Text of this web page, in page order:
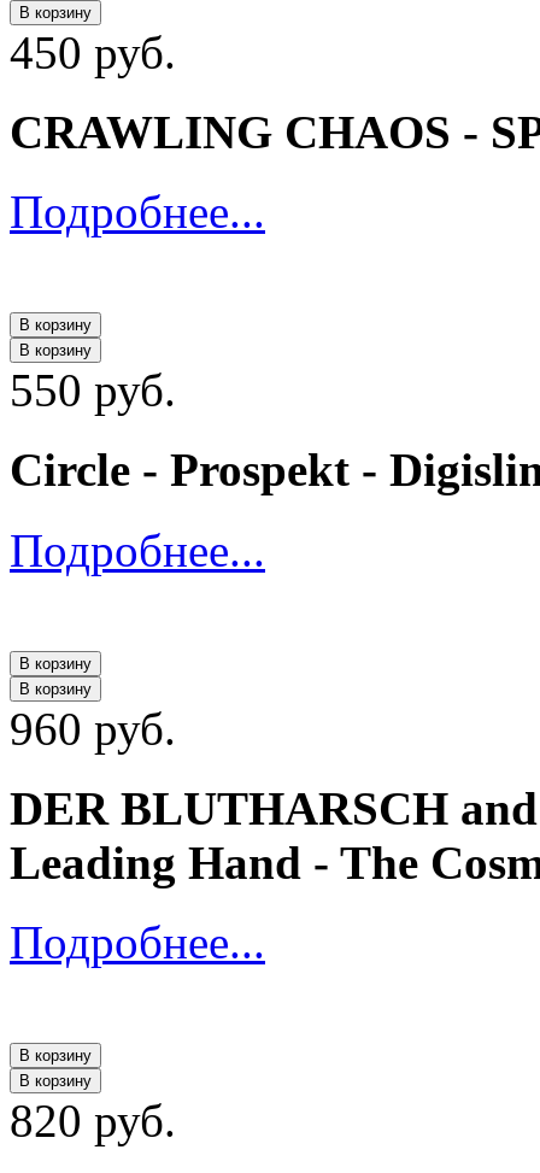
В корзину
450 руб.
CRAWLING CHAOS -
Подробнее...
В корзину
В корзину
550 руб.
Circle - Prospekt -
Подробнее...
В корзину
В корзину
960 руб.
DER BLUTHARSCH
Leading Hand - The
Подробнее...
В корзину
В корзину
820 руб.